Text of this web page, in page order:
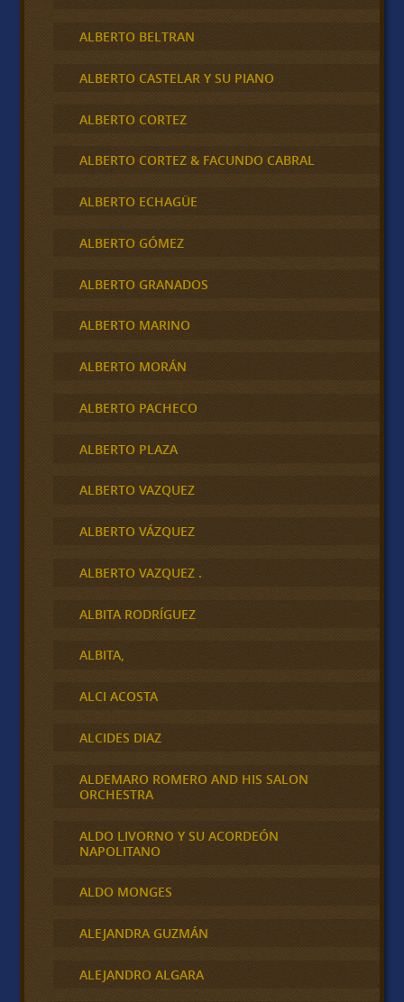
ALBERTO BELTRAN
ALBERTO CASTELAR Y SU PIANO
ALBERTO CORTEZ
ALBERTO CORTEZ & FACUNDO CABRAL
ALBERTO ECHAGÜE
ALBERTO GÓMEZ
ALBERTO GRANADOS
ALBERTO MARINO
ALBERTO MORÁN
ALBERTO PACHECO
ALBERTO PLAZA
ALBERTO VAZQUEZ
ALBERTO VÁZQUEZ
ALBERTO VAZQUEZ .
ALBITA RODRÍGUEZ
ALBITA,
ALCI ACOSTA
ALCIDES DIAZ
ALDEMARO ROMERO AND HIS SALON
ORCHESTRA
ALDO LIVORNO Y SU ACORDEÓN
NAPOLITANO
ALDO MONGES
ALEJANDRA GUZMÁN
ALEJANDRO ALGARA